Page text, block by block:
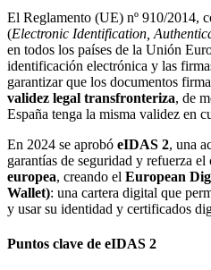
El Reglamento (UE) nº 910/2014,
(Electronic Identification,
en todos los países de la Unión
identificación electrónica y las
garantizar que los documentos
validez legal transfronteriza, de
España tenga la misma validez en
En 2024 se aprobó eIDAS 2, una
garantías de seguridad y refuerza el
europea, creando el European
Wallet): una cartera digital que
y usar su identidad y certificados
Puntos clave de eIDAS 2